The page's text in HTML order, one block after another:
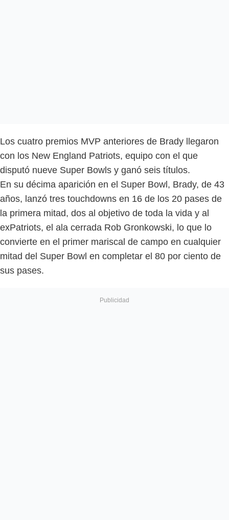
Los cuatro premios MVP anteriores de Brady llegaron
con los New England Patriots, equipo con el que
disputó nueve Super Bowls y ganó seis títulos.
En su décima aparición en el Super Bowl, Brady, de 43
años, lanzó tres touchdowns en 16 de los 20 pases de
la primera mitad, dos al objetivo de toda la vida y al
exPatriots, el ala cerrada Rob Gronkowski, lo que lo
convierte en el primer mariscal de campo en cualquier
mitad del Super Bowl en completar el 80 por ciento de
sus pases.